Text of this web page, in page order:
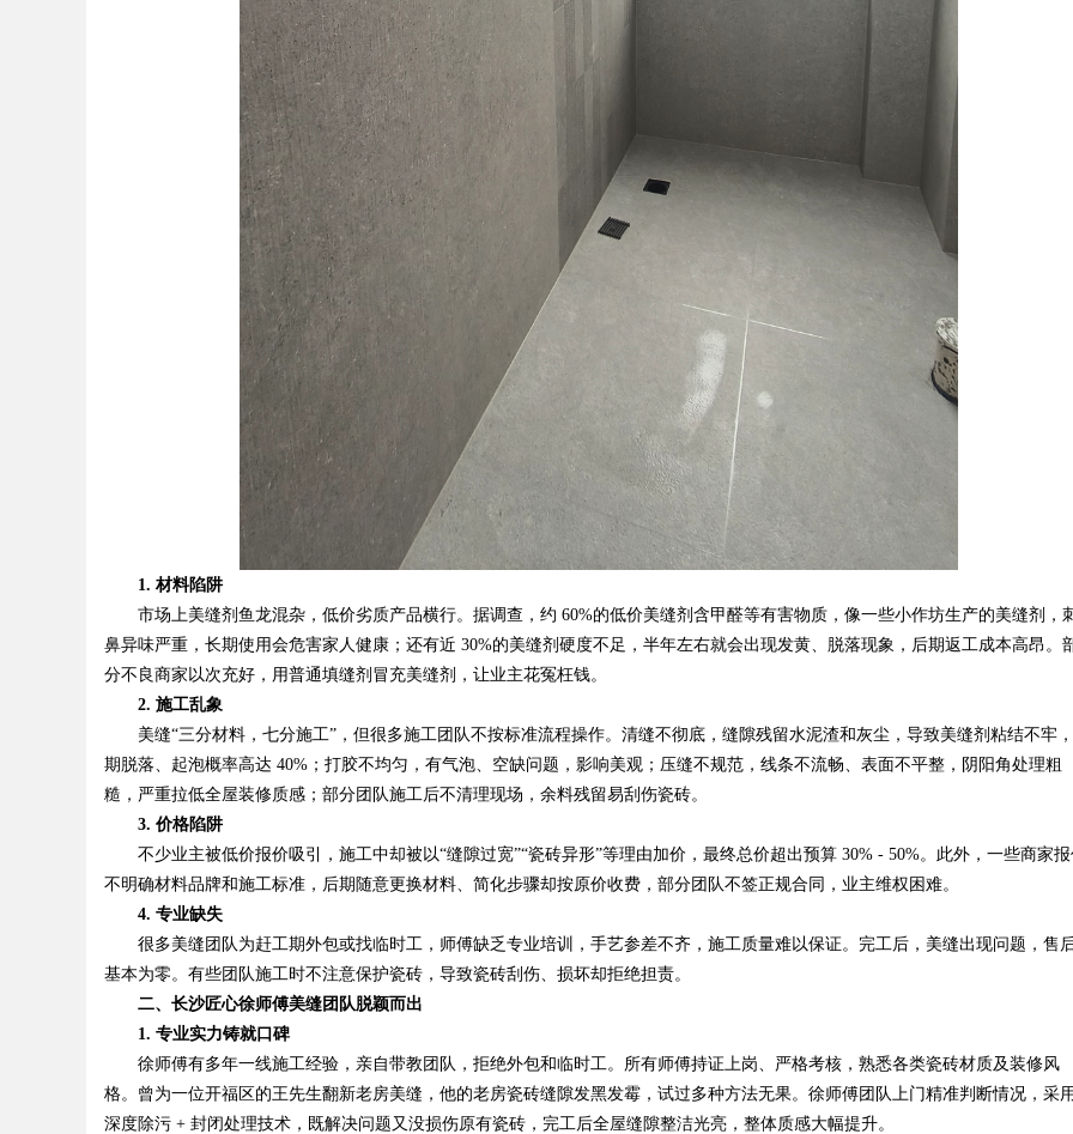
1. 材料陷阱
市场上美缝剂鱼龙混杂，低价劣质产品横行。据调查，约 60%的低价美缝剂含甲醛等有害物质，像一些小作坊生产的美缝剂，
鼻异味严重，长期使用会危害家人健康；还有近 30%的美缝剂硬度不足，半年左右就会出现发黄、脱落现象，后期返工成本高昂。
分不良商家以次充好，用普通填缝剂冒充美缝剂，让业主花冤枉钱。
2. 施工乱象
美缝“三分材料，七分施工”，但很多施工团队不按标准流程操作。清缝不彻底，缝隙残留水泥渣和灰尘，导致美缝剂粘结不牢
期脱落、起泡概率高达 40%；打胶不均匀，有气泡、空缺问题，影响美观；压缝不规范，线条不流畅、表面不平整，阴阳角处理粗
糙，严重拉低全屋装修质感；部分团队施工后不清理现场，余料残留易刮伤瓷砖。
3. 价格陷阱
不少业主被低价报价吸引，施工中却被以“缝隙过宽”“瓷砖异形”等理由加价，最终总价超出预算 30% - 50%。此外，一些商家
不明确材料品牌和施工标准，后期随意更换材料、简化步骤却按原价收费，部分团队不签正规合同，业主维权困难。
4. 专业缺失
很多美缝团队为赶工期外包或找临时工，师傅缺乏专业培训，手艺参差不齐，施工质量难以保证。完工后，美缝出现问题，售
基本为零。有些团队施工时不注意保护瓷砖，导致瓷砖刮伤、损坏却拒绝担责。
二、长沙匠心徐师傅美缝团队脱颖而出
1. 专业实力铸就口碑
徐师傅有多年一线施工经验，亲自带教团队，拒绝外包和临时工。所有师傅持证上岗、严格考核，熟悉各类瓷砖材质及装修风
格。曾为一位开福区的王先生翻新老房美缝，他的老房瓷砖缝隙发黑发霉，试过多种方法无果。徐师傅团队上门精准判断情况，采用
深度除污 + 封闭处理技术，既解决问题又没损伤原有瓷砖，完工后全屋缝隙整洁光亮，整体质感大幅提升。